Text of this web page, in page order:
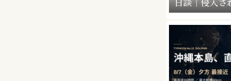
Faceだけじ
ント”の衝撃